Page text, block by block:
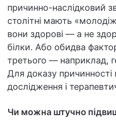
причинно-наслідковий
столітні мають
вони здорові — а не
білки. Або обидва
третього — наприклад,
Для доказу причинності
дослідження і
Чи можна штучно